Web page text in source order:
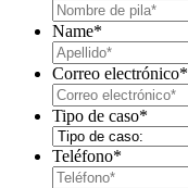
Name*
Correo electrónico*
Tipo de caso*
Teléfono*